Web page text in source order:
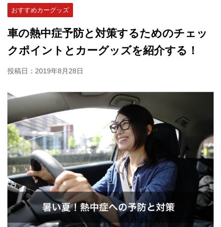
おすすめカーグッズ
車の熱中症予防と対策するためのチェッ
クポイントとカーグッズを紹介する！
投稿日： 2019年8月28日